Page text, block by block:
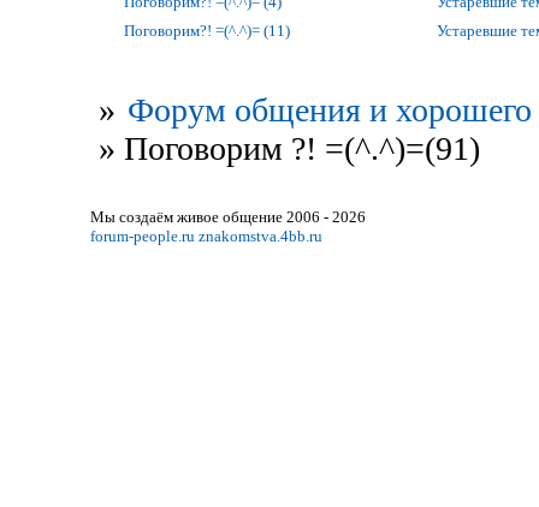
Поговорим?! =(^.^)= (11)
Устаревшие
» Форум общения и хорошего
» Поговорим ?! =(^.^)=(91)
Мы создаём живое общение 2006 - 2026
forum-people.ru znakomstva.4bb.ru